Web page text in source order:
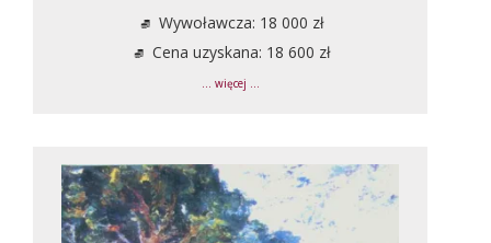
Wywoławcza: 18 000 zł
Cena uzyskana: 18 600 zł
... więcej ...